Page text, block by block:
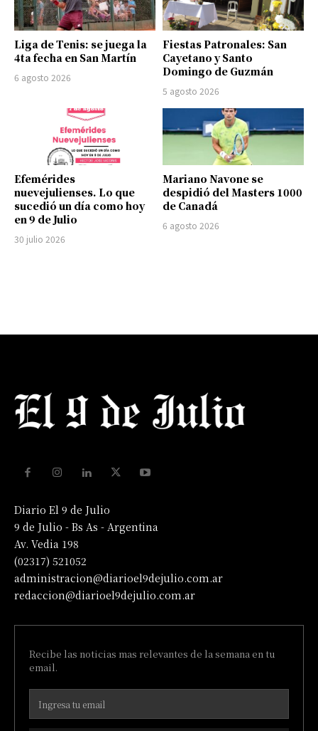
Liga de Tenis: se juega la
4ta fecha en San Martín
6 agosto 2026
Fiestas Patronales: San
Cayetano y Santo
Domingo de Guzmán
5 agosto 2026
Efemérides
nuevejulienses. Lo que
sucedió un día como hoy
en 9 de Julio
30 julio 2026
Mariano Navone se
despidió del Masters 1000
de Canadá
6 agosto 2026
Diario El 9 de Julio
9 de Julio - Bs As - Argentina
Av. Vedia 198
(02317) 521052
administracion@diarioel9dejulio.com.ar
redaccion@diarioel9dejulio.com.ar
Recibe las noticias mas relevantes de la semana en tu
email.